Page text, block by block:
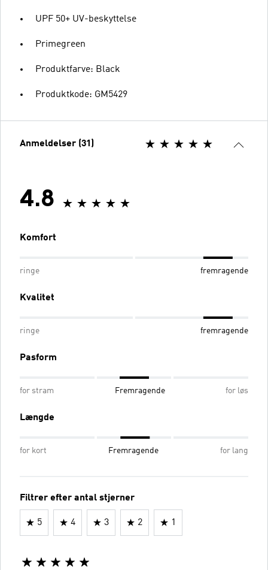
UPF 50+ UV-beskyttelse
Primegreen
Produktfarve: Black
Produktkode: GM5429
Anmeldelser (31)
4.8
Komfort
ringe fremragende
Kvalitet
ringe fremragende
Pasform
for stram Fremragende for løs
Længde
for kort Fremragende for lang
Filtrer efter antal stjerner
5 4 3 2 1